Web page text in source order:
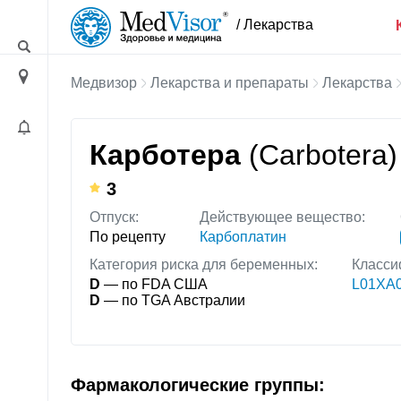
/ Лекарства
Медвизор Лекарства и препараты Лекарства
Карботера (Carbotera)
3
Отпуск:
По рецепту
Действующее вещество:
Карбоплатин
Категория риска для беременных:
D — по FDA США
D — по TGA Австралии
Фармакологические группы: